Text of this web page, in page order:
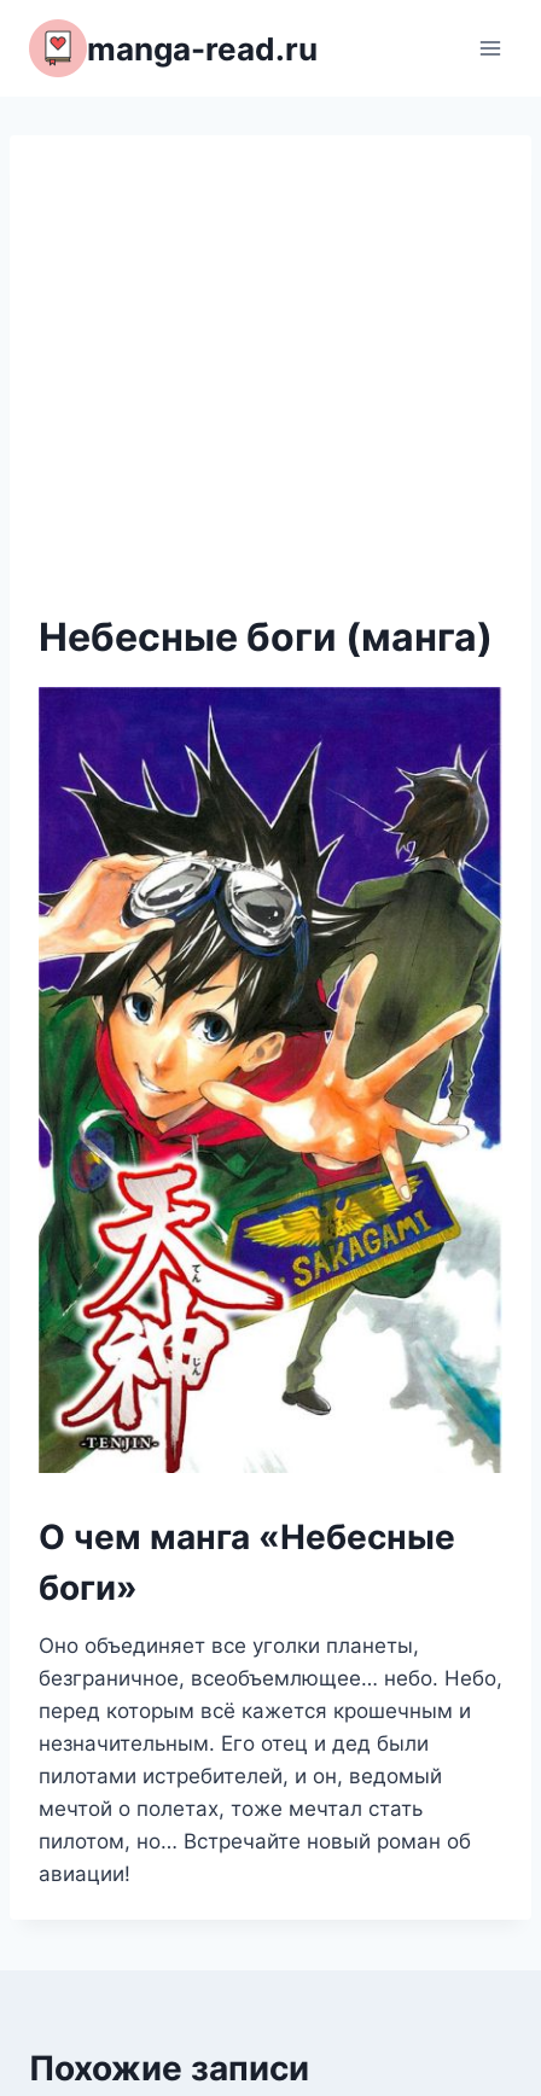
Перейти
содержимому
manga-read.ru
Небесные боги (манга)
О чем манга «Небесные
боги»
Оно объединяет все уголки планеты,
безграничное, всеобъемлющее… небо. Небо,
перед которым всё кажется крошечным и
незначительным. Его отец и дед были
пилотами истребителей, и он, ведомый
мечтой о полетах, тоже мечтал стать
пилотом, но… Встречайте новый роман об
авиации!
Похожие записи